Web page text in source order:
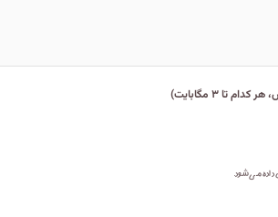
داده می‌شود.